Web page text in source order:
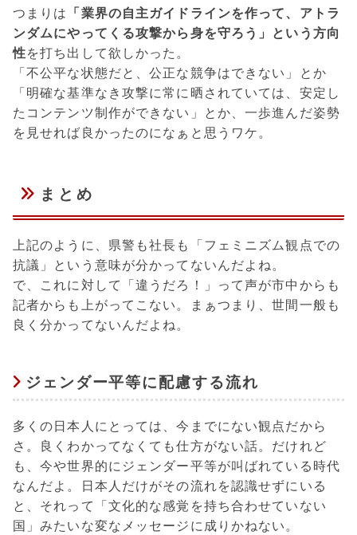
つまりは 「業界の自主ガイドラインを作って、アトラ
ンダムにやってくる攻撃から身を守ろう」という方向
性を打ち出して欲しかった。
「不公平な状態だと、公正な競争はできない」とか
「明確な基準なき攻撃に常に晒されていては、安定し
たコンテンツ制作ができない」とか、一歩進んだ姿勢
を見せれば良かったのになぁと思うワケ。
まとめ
上記のように、県警も社長も「フェミニズム観点での
抗議」という意味が分かってないんだよね。
で、これに対して「違うだろ！」って声が市中からも
記者からも上がってこない。まぁつまり、世間一般も
良く分かってないんだよね。
ジェンダー平等に配慮する流れ
多くの日本人にとっては、今までにない観点だから
さ。良くわかってなくても仕方がない話。だけれど
も、今や世界的にジェンダー平等が叫ばれている時代
なんだよ。日本人だけがその流れを認識せずにいる
と、それって「文化的な感覚を持ち合わせていない
国」みたいな変なメッセージに成りかねない。